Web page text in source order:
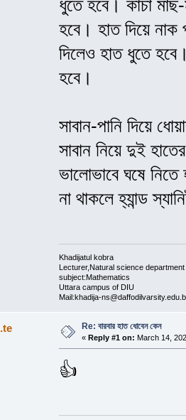
ধুতে হবে। কাঁচা
হবে। হাত দিয়ে নাক
দিলেও হাত ধুতে
হবে।
সাবান-পানি দিয়ে
সাবান নিয়ে দুই
ভালোভাবে ঘষে নিতে
না থাকলে হ্যান্ড
Khadijatul kobra
Lecturer,Natural science department
subject:Mathematics
Uttara campus of DIU
Mail:khadija-
Re: বারবার হাত ধোবেন কেন
« Reply #1 on: March 14,
👍